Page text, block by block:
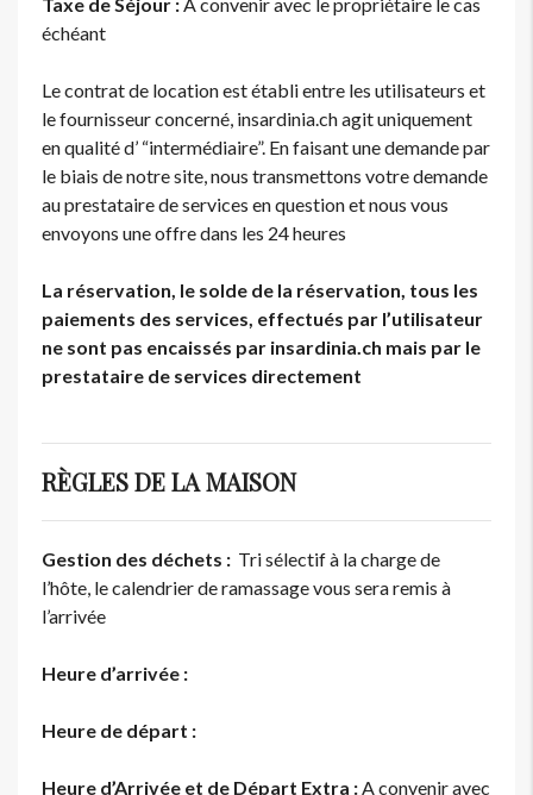
échéant
Le contrat de location est établi entre les utilisateurs et
le fournisseur concerné, insardinia.ch agit uniquement
en qualité d’ “intermédiaire”. En faisant une demande par
le biais de notre site, nous transmettons votre demande
au prestataire de services en question et nous vous
envoyons une offre dans les 24 heures
La réservation, le solde de la réservation, tous les
paiements des services, effectués par l’utilisateur
ne sont pas encaissés par insardinia.ch mais par le
prestataire de services directement
RÈGLES DE LA MAISON
Gestion des déchets : Tri sélectif à la charge de
l’hôte, le calendrier de ramassage vous sera remis à
l’arrivée
Heure d’arrivée :
Heure de départ :
Heure d’Arrivée et de Départ Extra :A convenir avec